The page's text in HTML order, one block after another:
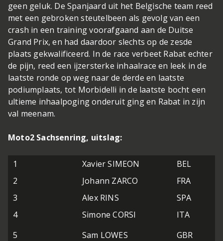
geen geluk. De Spanjaard uit het Belgische team reed
met een gebroken steutelbeen als gevolg van een
crash in een training voorafgaand aan de Duitse
Grand Prix, en had daardoor slechts op de zesde
plaats gekwalificeerd. In de race verbeet Rabat echter
de pijn, reed een ijzersterke inhaalrace en leek in de
laatste ronde op weg naar de derde en laatste
podiumplaats, tot Morbidelli in de laatste bocht een
ultieme inhaalpoging onderuit ging en Rabat in zijn
val meenam.
Moto2 Sachsenring, uitslag:
1 Xavier SIMEON
BEL
2
Johann ZARCO
FRA
3
Alex RINS
SPA
4
Simone CORSI
ITA
5
Sam LOWES GBR